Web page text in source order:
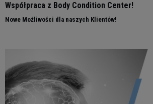
Współpraca z Body Condition Center!
Nowe Możliwości dla naszych Klientów!